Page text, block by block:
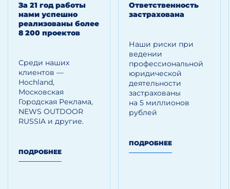
пошлины для простой
лицензии составляет 1 000 CZK
Преимущества
Ограниченный объем
финансовой
ответственности
Доли в капитале общества
легко переуступаются
Иностранцы могут владеть
всеми акциями/долями в УК
личного присутствия.
За 21 год работы
нами успешно
реализованы более
8 200 проектов
Среди наших
клиентов —
Hoсhland,
Московская
Городская Реклама,
NEWS OUTDOOR
RUSSIA и другие.
ПОДРОБНЕЕ
Ответственность
застрахована
Наши риски при
ведении
профессиональной
юридической
деятельности
застрахованы
на 5 миллионов
рублей
ПОДРОБНЕЕ